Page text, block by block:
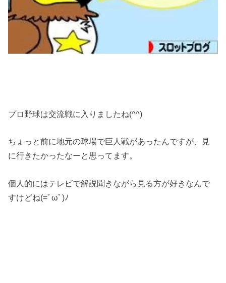
k
プロ野球は交流戦に入りましたね(^^)
ちょっと前に地元の球場で巨人戦があったんですが、見
に行きたかったなーと思ってます。
個人的にはテレビで解説聞きながら見る方が好きなんで
すけどね(=ﾟωﾟ)ﾉ